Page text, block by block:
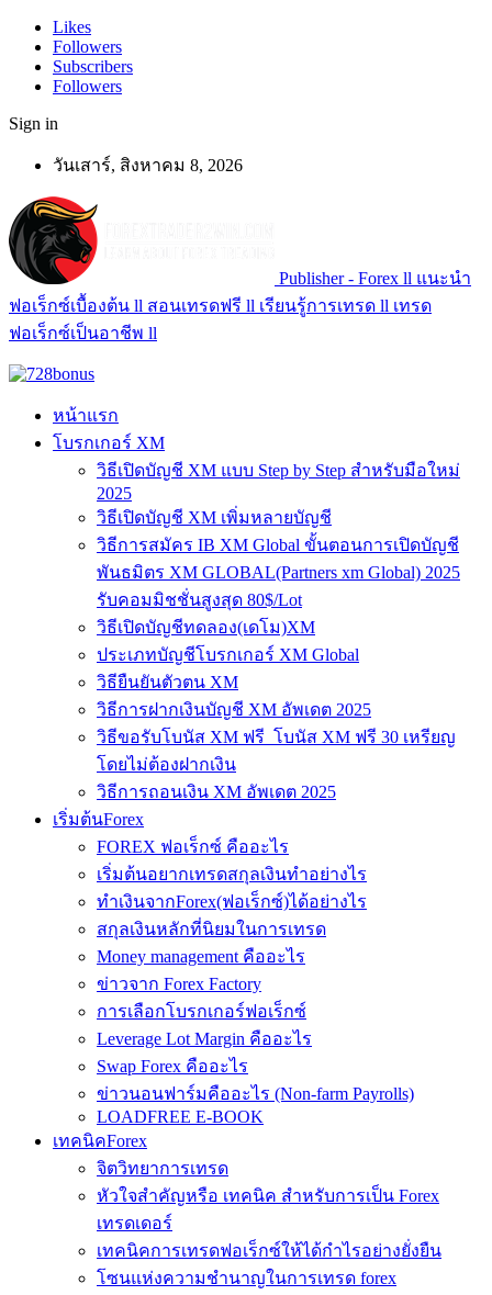
Likes
Followers
Subscribers
Followers
Sign in
วันเสาร์, สิงหาคม 8, 2026
Publisher - Forex ll แนะนำ
ฟอเร็กซ์เบื้องต้น ll สอนเทรดฟรี ll เรียนรู้การเทรด ll เทรด
ฟอเร็กซ์เป็นอาชีพ ll
หน้าแรก
โบรกเกอร์ XM
วิธีเปิดบัญชี XM แบบ Step by Step สำหรับมือใหม่
2025
วิธีเปิดบัญชี XM เพิ่มหลายบัญชี
วิธีการสมัคร IB XM Global ขั้นตอนการเปิดบัญชี
พันธมิตร XM GLOBAL(Partners xm Global) 2025
รับคอมมิชชั่นสูงสุด 80$/Lot
วิธีเปิดบัญชีทดลอง(เดโม)XM
ประเภทบัญชีโบรกเกอร์ XM Global
วิธียืนยันตัวตน XM
วิธีการฝากเงินบัญชี XM อัพเดต 2025
วิธีขอรับโบนัส XM ฟรี โบนัส XM ฟรี 30 เหรียญ
โดยไม่ต้องฝากเงิน
วิธีการถอนเงิน XM อัพเดต 2025
เริ่มต้นForex
FOREX ฟอเร็กซ์ คืออะไร
เริ่มต้นอยากเทรดสกุลเงินทำอย่างไร
ทำเงินจากForex(ฟอเร็กซ์)ได้อย่างไร
สกุลเงินหลักที่นิยมในการเทรด
Money management คืออะไร
ข่าวจาก Forex Factory
การเลือกโบรกเกอร์ฟอเร็กซ์
Leverage Lot Margin คืออะไร
Swap Forex คืออะไร
ข่าวนอนฟาร์มคืออะไร (Non-farm Payrolls)
LOADFREE E-BOOK
เทคนิคForex
จิตวิทยาการเทรด
หัวใจสำคัญหรือ เทคนิค สำหรับการเป็น Forex
เทรดเดอร์
เทคนิคการเทรดฟอเร็กซ์ให้ได้กำไรอย่างยั่งยืน
โซนแห่งความชำนาญในการเทรด forex